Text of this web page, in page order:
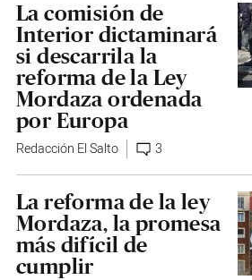
La comisión de
Interior dictaminará
si descarrila la
reforma de la Ley
Mordaza ordenada
por Europa
Redacción El Salto 3
La reforma de la ley
Mordaza, la promesa
más difícil de
cumplir